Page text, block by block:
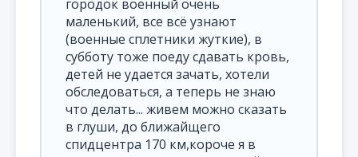
городок военный очень
маленький, все всё узнают
(военные сплетники жуткие), в
субботу тоже поеду сдавать кровь,
детей не удается зачать, хотели
обследоваться, а теперь не знаю
что делать... живем можно сказать
в глуши, до ближайщего
спидцентра 170 км,короче я в